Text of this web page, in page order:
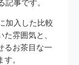
記事です。
加入した比較
雰囲気と、
るお茶目な一
。